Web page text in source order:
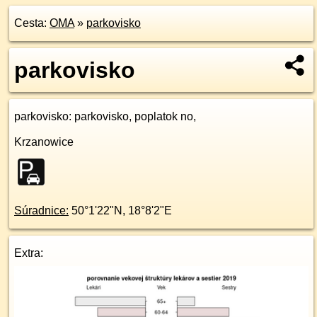
Cesta: OMA» parkovisko
parkovisko
parkovisko: parkovisko, poplatok no,
Krzanowice
Súradnice: 50°1'22"N , 18°8'2"E
Extra: